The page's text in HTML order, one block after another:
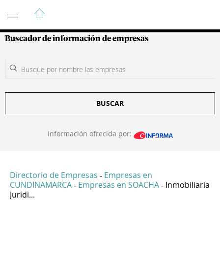
Guía de Empresas Colombianas
Buscador de información de empresas
BUSCAR
Información ofrecida por:
Directorio de Empresas - Empresas en
CUNDINAMARCA - Empresas en SOACHA - Inmobiliaria
Juridi...